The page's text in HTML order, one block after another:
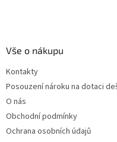
Vše o nákupu
Kontakty
Posouzení nároku na dotaci
O nás
Obchodní podmínky
Ochrana osobních údajů